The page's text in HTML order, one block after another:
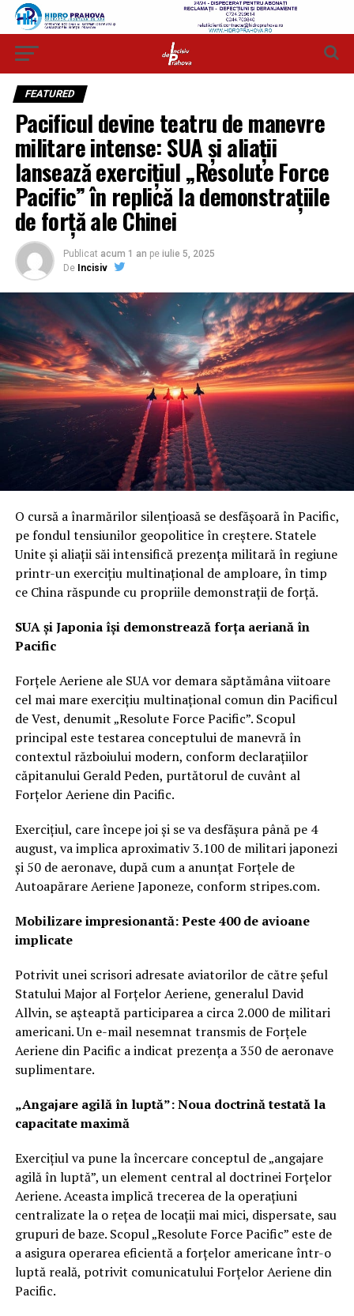
FEATURED
Pacificul devine teatru de manevre
militare intense: SUA și aliații
lansează exercițiul „Resolute Force
Pacific” în replică la demonstrațiile
de forță ale Chinei
Publicat acum 1 an pe iulie 5, 2025
De Incisiv
O cursă a înarmărilor silențioasă se desfășoară în Pacific,
pe fondul tensiunilor geopolitice în creștere. Statele
Unite și aliații săi intensifică prezența militară în regiune
printr-un exercițiu multinațional de amploare, în timp
ce China răspunde cu propriile demonstrații de forță.
SUA și Japonia își demonstrează forța aeriană în
Pacific
Forțele Aeriene ale SUA vor demara săptămâna viitoare
cel mai mare exercițiu multinațional comun din Pacificul
de Vest, denumit „Resolute Force Pacific”. Scopul
principal este testarea conceptului de manevră în
contextul războiului modern, conform declarațiilor
căpitanului Gerald Peden, purtătorul de cuvânt al
Forțelor Aeriene din Pacific.
Exercițiul, care începe joi și se va desfășura până pe 4
august, va implica aproximativ 3.100 de militari japonezi
și 50 de aeronave, după cum a anunțat Forțele de
Autoapărare Aeriene Japoneze, conform stripes.com.
Mobilizare impresionantă: Peste 400 de avioane
implicate
Potrivit unei scrisori adresate aviatorilor de către șeful
Statului Major al Forțelor Aeriene, generalul David
Allvin, se așteaptă participarea a circa 2.000 de militari
americani. Un e-mail nesemnat transmis de Forțele
Aeriene din Pacific a indicat prezența a 350 de aeronave
suplimentare.
„Angajare agilă în luptă”: Noua doctrină testată la
capacitate maximă
Exercițiul va pune la încercare conceptul de „angajare
agilă în luptă”, un element central al doctrinei Forțelor
Aeriene. Aceasta implică trecerea de la operațiuni
centralizate la o rețea de locații mai mici, dispersate, sau
grupuri de baze. Scopul „Resolute Force Pacific” este de
a asigura operarea eficientă a forțelor americane într-o
luptă reală, potrivit comunicatului Forțelor Aeriene din
Pacific.